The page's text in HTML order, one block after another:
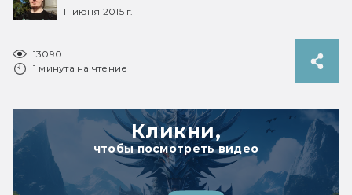
11 июня 2015 г.
13090
1 минута на чтение
Кликни,
чтобы посмотреть видео